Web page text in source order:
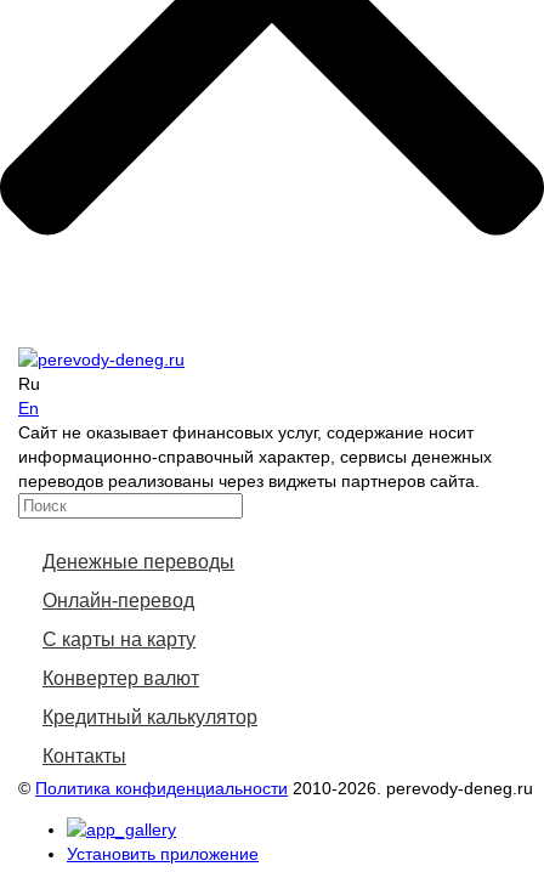
Ru
En
Сайт не оказывает финансовых услуг, содержание носит
информационно-справочный характер, сервисы денежных
переводов реализованы через виджеты партнеров сайта.
Денежные переводы
Онлайн-перевод
С карты на карту
Конвертер валют
Кредитный калькулятор
Контакты
© Политика конфиденциальности 2010-2026. perevody-deneg.ru
Установить приложение